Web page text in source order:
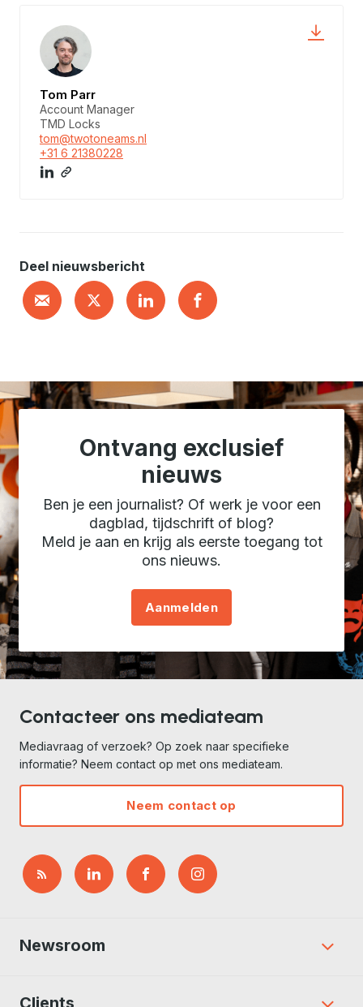
Tom Parr
Account Manager
TMD Locks
tom@twotoneams.nl
+31 6 21380228
Deel nieuwsbericht
Ontvang exclusief
nieuws
Ben je een journalist? Of werk je voor een
dagblad, tijdschrift of blog?
Meld je aan en krijg als eerste toegang tot
ons nieuws.
Aanmelden
Contacteer ons mediateam
Mediavraag of verzoek? Op zoek naar specifieke
informatie? Neem contact op met ons mediateam.
Neem contact op
Newsroom
Clients